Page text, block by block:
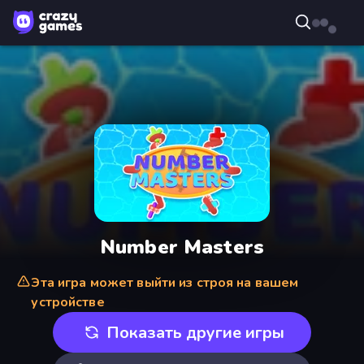
Number Masters
Эта игра может выйти из строя на вашем
устройстве
Показать другие игры